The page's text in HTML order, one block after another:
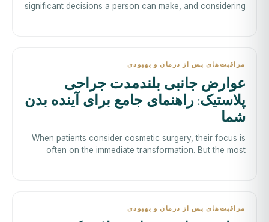
significant decisions a person can make, and considering
مراقبت‌های پس از درمان و بهبودی
عوارض جانبی بلندمدت جراحی
پلاستیک: راهنمای جامع برای آینده بدن
شما
When patients consider cosmetic surgery, their focus is
often on the immediate transformation. But the most
مراقبت‌های پس از درمان و بهبودی